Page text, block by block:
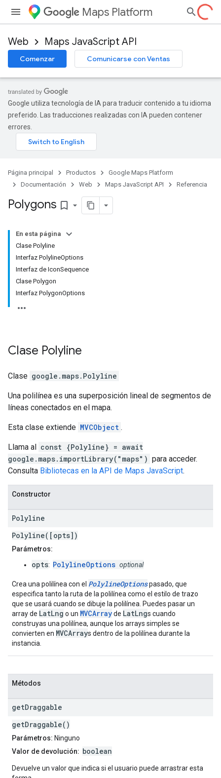
Maps Platform
Web Maps JavaScript API
Comenzar Comunicarse con Ventas
Google utiliza tecnología de IA para traducir contenido a tu idioma
preferido. Las traducciones realizadas con IA pueden contener
errores.
Página principal Productos
Google Maps Platform
Documentación
Web Maps JavaScript API Referencia
Polygons bookmark_border
En esta página
Clase Polyline
Interfaz PolylineOptions
Interfaz de IconSequence
Clase Polygon
Interfaz PolygonOptions
Clase Polyline
Clase google.maps. Polyline
Una polilínea es una superposición lineal de segmentos de
líneas conectados en el mapa.
Esta clase extiende MVCObject .
Llama al const {Polyline} = await
google.maps.importLibrary("maps") para acceder.
Consulta Bibliotecas en la API de Maps JavaScript.
Constructor
Polyline
Polyline([opts])
Parámetros:
opts: PolylineOptions optional
Crea una polilínea con el PolylineOptionspasado, que
especifica tanto la ruta de la polilínea como el estilo de trazo
que se usará cuando se dibuje la polilínea. Puedes pasar un
array de LatLng o un MVCArrayde LatLngs cuando
construyas una polilínea, aunque los arrays simples se
convierten en MVCArrays dentro de la polilínea durante la
instancia.
Métodos
getDraggable
getDraggable()
Parámetros: Ninguno
Valor de devolución: boolean
Devuelve un valor que indica si el usuario puede arrastrar esta